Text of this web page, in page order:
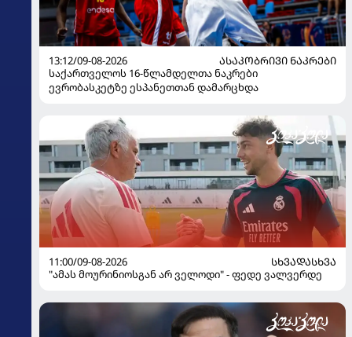
13:12/09-08-2026
ᲐᲡᲐᲙᲝᲑᲠᲘᲕᲘ ᲜᲐᲙᲠᲔᲑᲘ
საქართველოს 16-წლამდელთა ნაკრები
ევრობასკეტზე ესპანეთთან დამარცხდა
11:00/09-08-2026
ᲡᲮᲕᲐᲓᲐᲡᲮᲕᲐ
"ამას მოურინიოსგან არ ველოდი" - ფედე ვალვერდე